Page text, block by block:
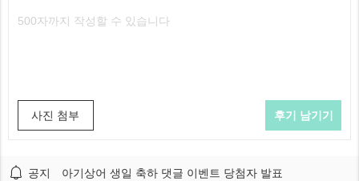
사진 첨부
공지 아기상어 생일 축하 댓글 이벤트 당첨자 발표